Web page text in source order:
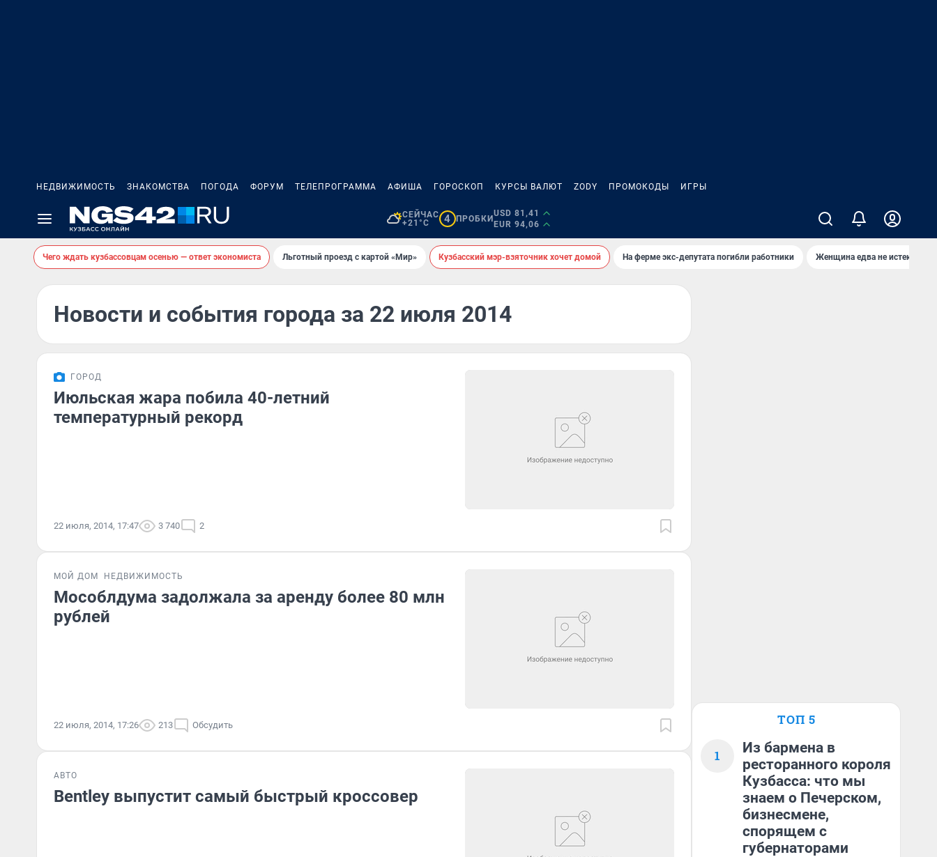
НЕДВИЖИМОСТЬ ЗНАКОМСТВА ПОГОДА ФОРУМ ТЕЛЕПРОГРАММА АФИША ГОРОСКОП КУРСЫ ВАЛЮТ ZODY ПРОМОКОДЫ ИГРЫ
СЕЙЧАС
+21°C
4 ПРОБКИ
USD 81,41
EUR 94,06
Чего ждать кузбассовцам осенью — ответ экономиста Льготный проезд с картой «Мир» Кузбасский мэр-взяточник хочет домой На ферме экс-депутата погибли работники Женщина едва не истекла
Новости и события города за 22 июля 2014
ГОРОД
Июльская жара побила 40-летний
температурный рекорд
22 июля, 2014, 17:47 3 740 2
МОЙ ДОМ НЕДВИЖИМОСТЬ
Мособлдума задолжала за аренду более 80 млн
рублей
22 июля, 2014, 17:26 213 Обсудить
АВТО
Bentley выпустит самый быстрый кроссовер
ТОП 5
1
Из бармена в
ресторанного короля
Кузбасса: что мы
знаем о Печерском,
бизнесмене,
спорящем с
губернаторами